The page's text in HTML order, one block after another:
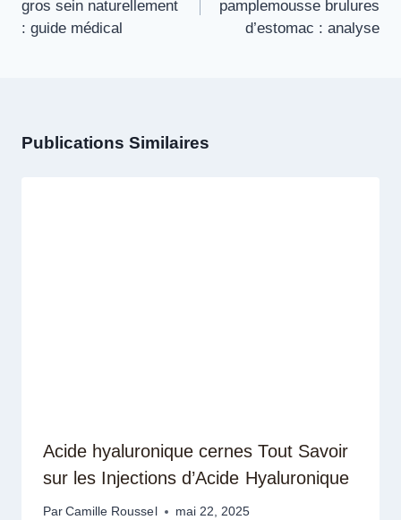
L’article
gros sein naturellement
: guide médical
pamplemousse brulures
d’estomac : analyse
Publications Similaires
Acide hyaluronique cernes Tout Savoir
sur les Injections d’Acide Hyaluronique
Par Camille Roussel mai 22, 2025